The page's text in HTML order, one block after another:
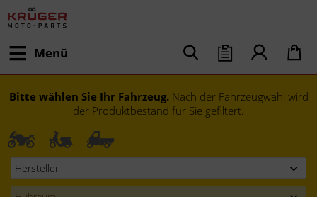
Menü
Bitte wählen Sie Ihr Fahrzeug. Nach der Fahrzeugwahl wird
der Produktbestand für Sie gefiltert.